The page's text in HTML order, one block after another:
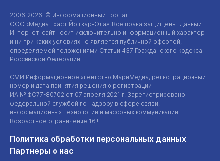
2006-2026 © Информационный портал
ООО «Медиа Траст Йошкар-Ола». Все права защищены. Данный
Интернет-сайт носит исключительно информационный характер
и ни при каких условиях не является публичной офертой,
определяемой положениями Статьи 437 Гражданского кодекса
Российской Федерации.
СМИ Информационное агентство МариМедиа, регистрационный
номер и дата принятия решения о регистрации —
ИА № ФС77-80702 от 07 апреля 2021 г. Зарегистрировано
Федеральной службой по надзору в сфере связи,
информационных технологий и массовых коммуникаций.
Возрастное ограничение 16+.
Политика обработки персональных данных
Партнеры о нас